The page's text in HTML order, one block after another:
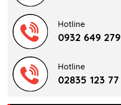
Hotline
0932 649 279
Hotline
02835 123 77